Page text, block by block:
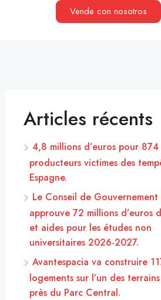
Vende con nosotros
Articles récents
4,8 millions d’euros pour 874
producteurs victimes des
Espagne.
Le Conseil de Gouvernement
approuve 72 millions d’euros
et aides pour les études non
universitaires 2026-2027.
Avantespacia va construire
logements sur l’un des
près du Parc Central.